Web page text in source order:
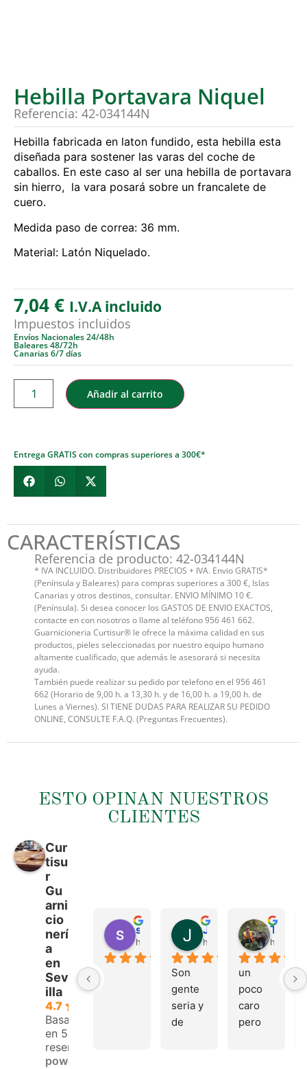
Hebilla Portavara Niquel
Referencia: 42-034144N
Hebilla fabricada en laton fundido, esta hebilla esta
diseñada para sostener las varas del coche de
caballos. En este caso al ser una hebilla de portavara
sin hierro, la vara posará sobre un francalete de
cuero.
Medida paso de correa: 36 mm.
Material: Latón Niquelado.
7,04€ I.V.A incluido
Impuestos incluidos
Envíos Nacionales 24/48h
Baleares 48/72h
Canarias 6/7 días
Añadir al carrito
Entrega GRATIS con compras superiores a 300€*
CARACTERÍSTICAS
Referencia de producto: 42-034144N
* IVA INCLUIDO. Distribuidores PRECIOS + IVA. Envio GRATIS*
(Península y Baleares) para compras superiores a 300 €, Islas
Canarias y otros destinos, consultar. ENVIO MÍNIMO 10 €.
(Península). Si desea conocer los GASTOS DE ENVIO EXACTOS,
contacte en con nosotros o llame al teléfono 956 461 662.
Guarnicioneria Curtisur® le ofrece la máxima calidad en sus
productos, pieles seleccionadas por nuestro equipo humano
altamente cualificado, que además le asesorará si necesita
ayuda.
También puede realizar su pedido por telefono en el 956 461
662 (Horario de 9,00 h. a 13,30 h. y de 16,00 h. a 19,00 h. de
Lunes a Viernes). SI TIENE DUDAS PARA REALIZAR SU PEDIDO
ONLINE, CONSULTE F.A.Q. (Preguntas Frecuentes).
ESTO OPINAN NUESTROS
CLIENTES
Cur
tisu
r
Gu
arni
cio
nerí
a
en
Sev
illa
4.7
Basado
en 53
reseñas.
powered
hace 4 meses hace 4 meses
Son
gente
seria y
de
hace 4
un
poco
caro
pero